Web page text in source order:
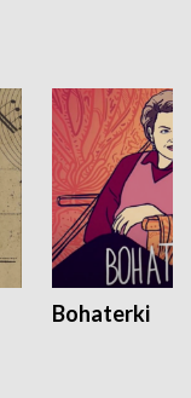
Bohaterki